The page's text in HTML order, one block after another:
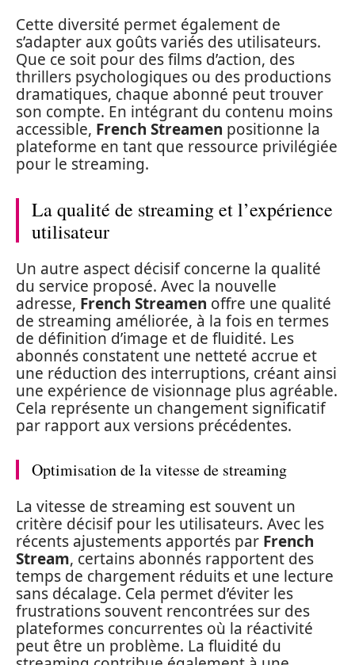
Cette diversité permet également de
s’adapter aux goûts variés des utilisateurs.
Que ce soit pour des films d’action, des
thrillers psychologiques ou des productions
dramatiques, chaque abonné peut trouver
son compte. En intégrant du contenu moins
accessible, French Streamen positionne la
plateforme en tant que ressource privilégiée
pour le streaming.
La qualité de streaming et l’expérience
utilisateur
Un autre aspect décisif concerne la qualité
du service proposé. Avec la nouvelle
adresse, French Streamen offre une qualité
de streaming améliorée, à la fois en termes
de définition d’image et de fluidité. Les
abonnés constatent une netteté accrue et
une réduction des interruptions, créant ainsi
une expérience de visionnage plus agréable.
Cela représente un changement significatif
par rapport aux versions précédentes.
Optimisation de la vitesse de streaming
La vitesse de streaming est souvent un
critère décisif pour les utilisateurs. Avec les
récents ajustements apportés par French
Stream, certains abonnés rapportent des
temps de chargement réduits et une lecture
sans décalage. Cela permet d’éviter les
frustrations souvent rencontrées sur des
plateformes concurrentes où la réactivité
peut être un problème. La fluidité du